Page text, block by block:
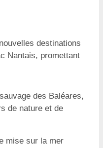
destinations
Nantais, promettant
des Baléares,
de nature et de
mise sur la mer